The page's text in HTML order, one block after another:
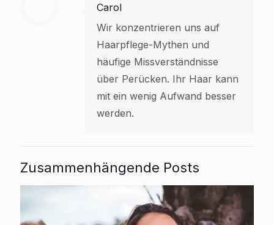
Carol
Wir konzentrieren uns auf
Haarpflege-Mythen und
häufige Missverständnisse
über Perücken. Ihr Haar kann
mit ein wenig Aufwand besser
werden.
Zusammenhängende Posts